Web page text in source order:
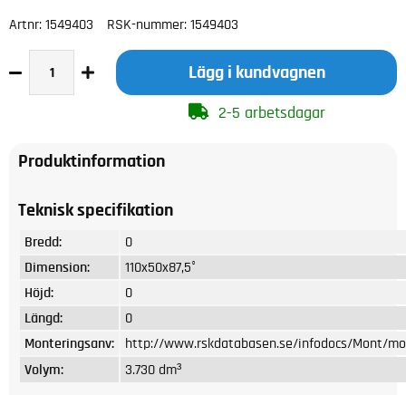
Artnr: 1549403 RSK-nummer: 1549403
Lägg i kundvagnen
2-5 arbetsdagar
Produktinformation
Teknisk specifikation
Bredd:
0
Dimension:
110x50x87,5°
Höjd:
0
Längd:
0
Monteringsanv:
http://www.rskdatabasen.se/infodocs/Mont/
Volym:
3.730 dm³